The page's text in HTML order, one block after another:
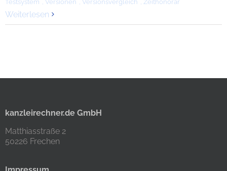
Testsystem
Versionen Versionsvergleich Zeithonorar
Weiterlesen
kanzleirechner.de GmbH
Matthiasstraße 2
50226 Frechen